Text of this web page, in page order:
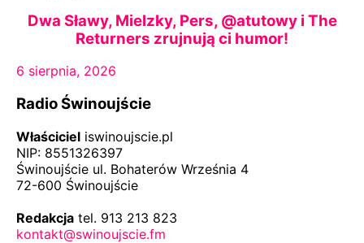
Dwa Sławy, Mielzky, Pers, @atutowy i The
Returners zrujnują ci humor!
6 sierpnia, 2026
Radio Świnoujście
Właściciel iswinoujscie.pl
NIP: 8551326397
Świnoujście ul. Bohaterów Września 4
72-600 Świnoujście
Redakcja tel. 913 213 823
kontakt@swinoujscie.fm